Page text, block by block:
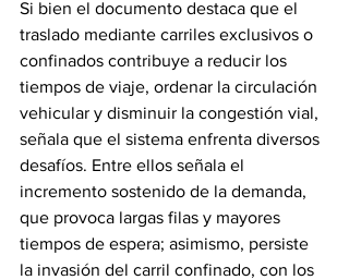
Si bien el documento destaca que el
traslado mediante carriles exclusivos o
confinados contribuye a reducir los
tiempos de viaje, ordenar la circulación
vehicular y disminuir la congestión vial,
señala que el sistema enfrenta diversos
desafíos. Entre ellos señala el
incremento sostenido de la demanda,
que provoca largas filas y mayores
tiempos de espera; asimismo, persiste
la invasión del carril confinado, con los